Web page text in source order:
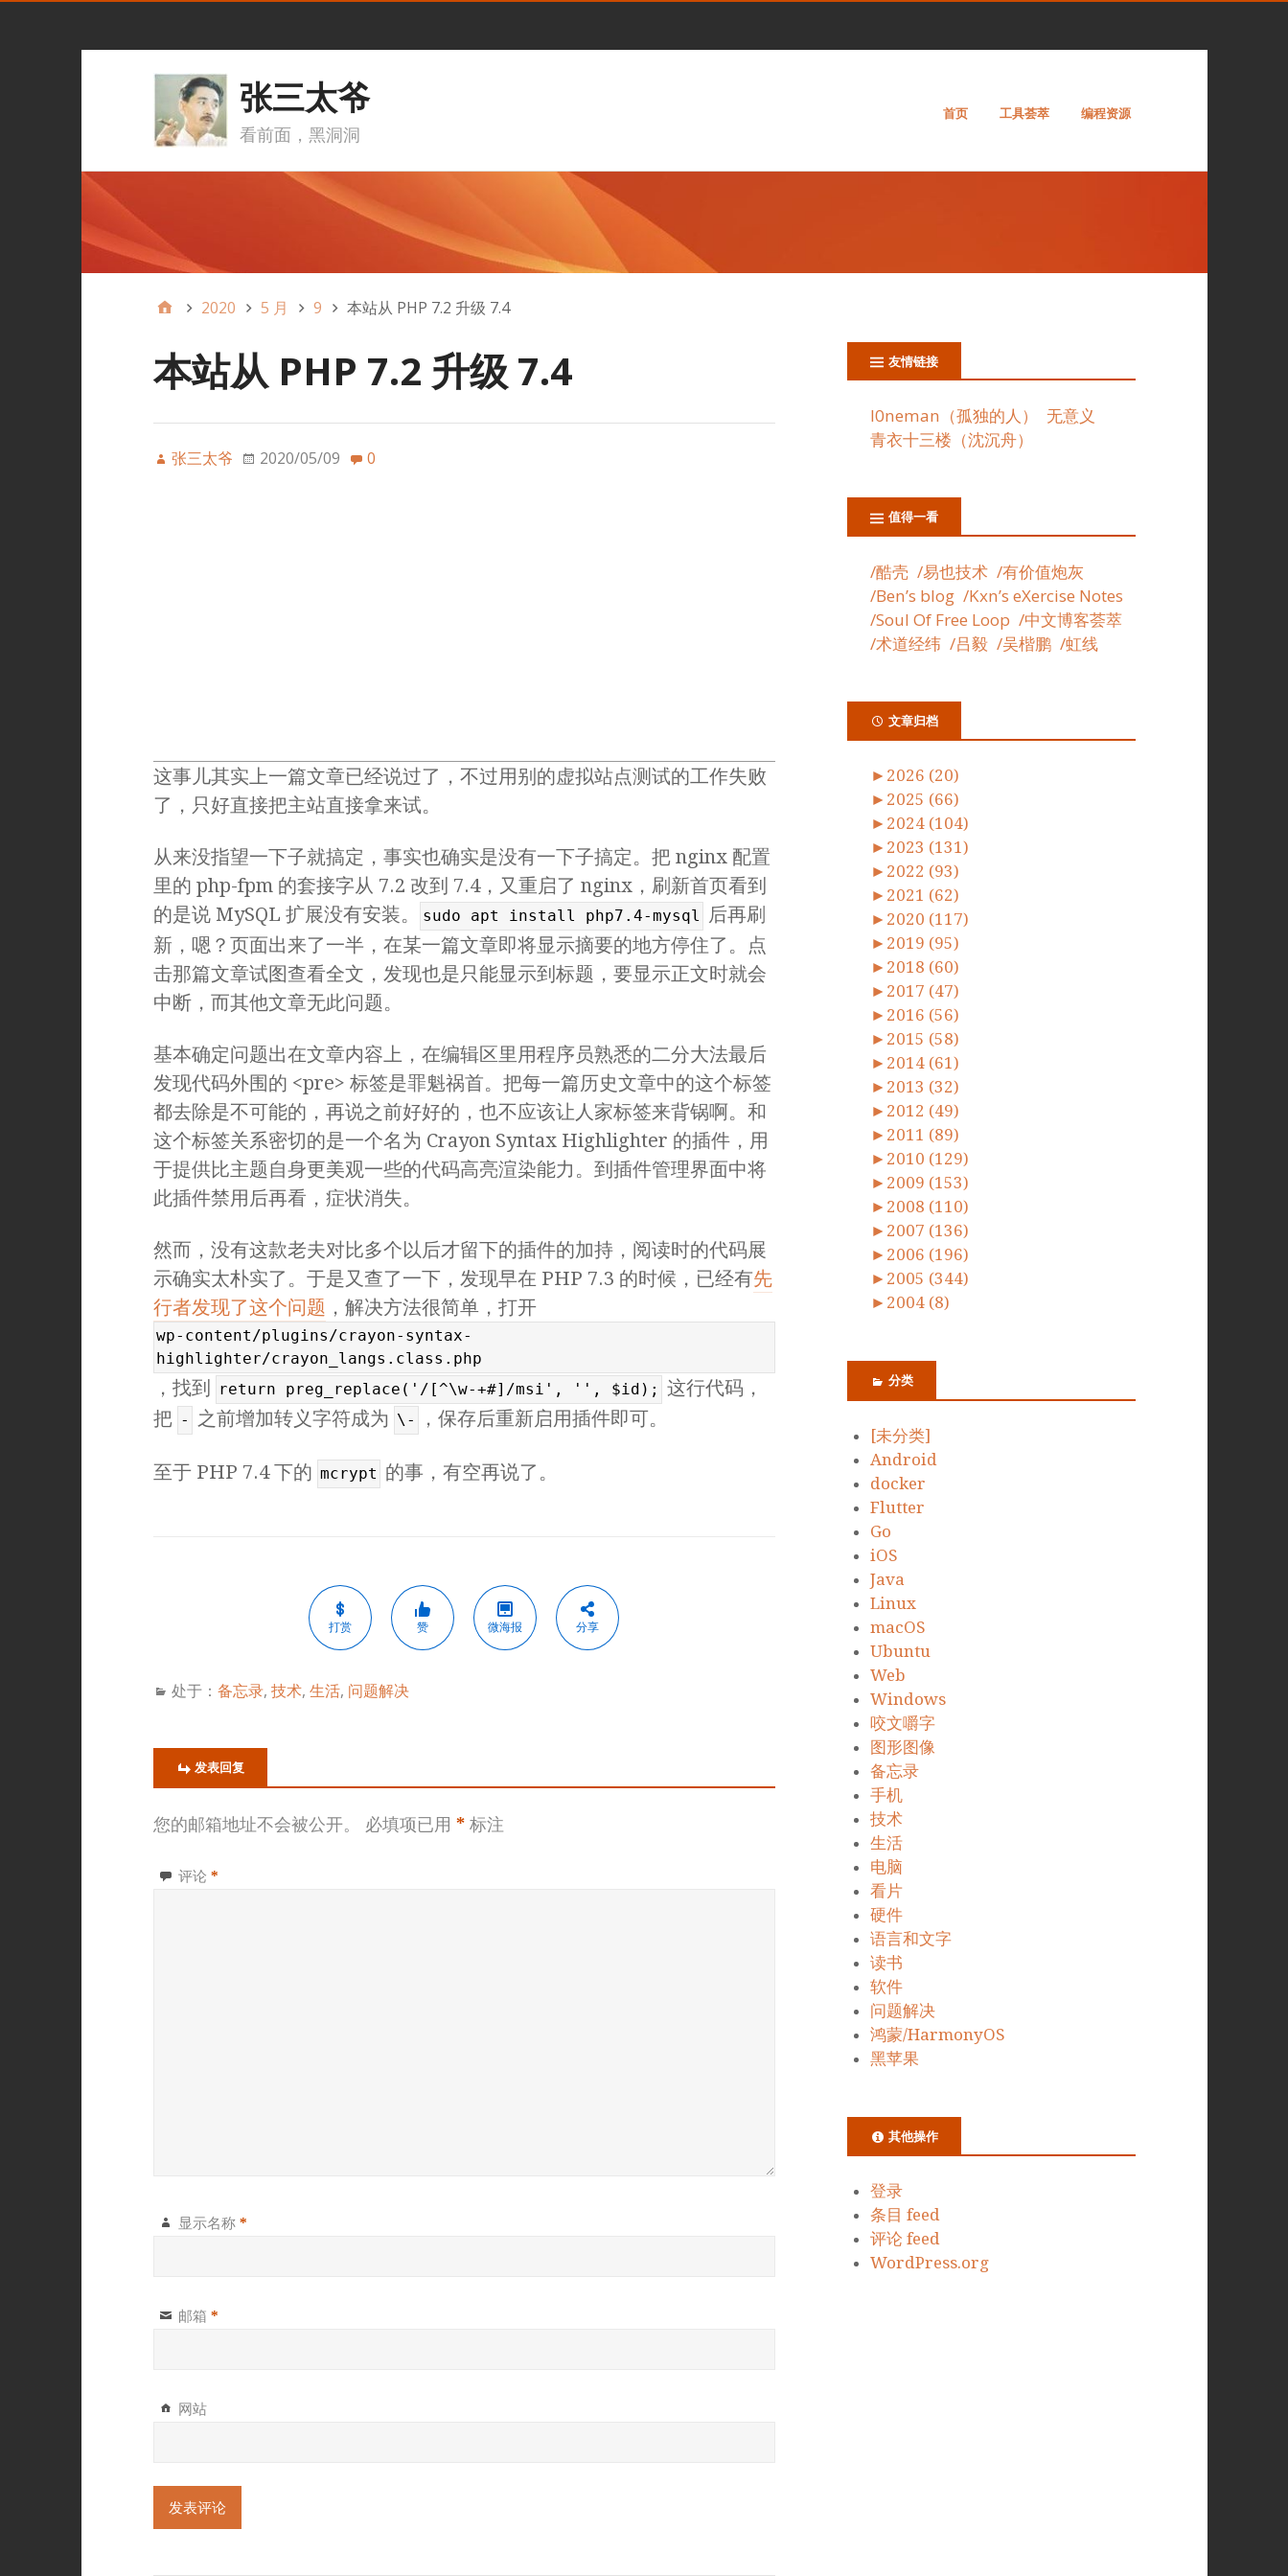
张三太爷
看前面，黑洞洞
首页 工具荟萃 编程资源
2020 5 月 9 本站从 PHP 7.2 升级 7.4
本站从 PHP 7.2 升级 7.4
张三太爷 2020/05/09 0
这事儿其实上一篇文章已经说过了，不过用别的虚拟站点测试的工作失败
了，只好直接把主站直接拿来试。
从来没指望一下子就搞定，事实也确实是没有一下子搞定。把 nginx 配置
里的 php-fpm 的套接字从 7.2 改到 7.4，又重启了 nginx，刷新首页看到
的是说 MySQL 扩展没有安装。
sudo apt install php7.4-mysql
后再刷
新，嗯？页面出来了一半，在某一篇文章即将显示摘要的地方停住了。点
击那篇文章试图查看全文，发现也是只能显示到标题，要显示正文时就会
中断，而其他文章无此问题。
基本确定问题出在文章内容上，在编辑区里用程序员熟悉的二分大法最后
发现代码外围的 <pre> 标签是罪魁祸首。把每一篇历史文章中的这个标签
都去除是不可能的，再说之前好好的，也不应该让人家标签来背锅啊。和
这个标签关系密切的是一个名为 Crayon Syntax Highlighter 的插件，用
于提供比主题自身更美观一些的代码高亮渲染能力。到插件管理界面中将
此插件禁用后再看，症状消失。
然而，没有这款老夫对比多个以后才留下的插件的加持，阅读时的代码展
示确实太朴实了。于是又查了一下，发现早在 PHP 7.3 的时候，已经有先
行者发现了这个问题 ，解决方法很简单，打开
wp-content/plugins/crayon-syntax-
highlighter/crayon_langs.class.php
，找到 return preg_replace('/[^\w-+#]/msi', '', $id);
这行代码，
把 - 之前增加转义字符成为 \- ，保存后重新启用插件即可。
至于 PHP 7.4 下的 mcrypt 的事，有空再说了。
打赏 赞 微海报 分享
处于： 备忘录, 技术, 生活, 问题解决
发表回复
您的邮箱地址不会被公开。 必填项已用 *标注
评论 *
显示名称 *
邮箱 *
网站
友情链接
l0neman（孤独的人）
无意义
青衣十三楼（沈沉舟）
值得一看
/酷壳 /易也技术 /有价值炮灰
/Ben’s blog /Kxn’s eXercise Notes
/Soul Of Free Loop /中文博客荟萃
/术道经纬 /吕毅 /吴楷鹏 /虹线
文章归档
► 2026 (20)
► 2025 (66)
► 2024 (104)
► 2023 (131)
► 2022 (93)
► 2021 (62)
► 2020 (117)
► 2019 (95)
► 2018 (60)
► 2017 (47)
► 2016 (56)
► 2015 (58)
► 2014 (61)
► 2013 (32)
► 2012 (49)
► 2011 (89)
► 2010 (129)
► 2009 (153)
► 2008 (110)
► 2007 (136)
► 2006 (196)
► 2005 (344)
► 2004 (8)
分类
[未分类]
Android
docker
Flutter
Go
iOS
Java
Linux
macOS
Ubuntu
Web
Windows
咬文嚼字
图形图像
备忘录
手机
技术
生活
电脑
看片
硬件
语言和文字
读书
软件
问题解决
鸿蒙/HarmonyOS
黑苹果
其他操作
登录
条目 feed
评论 feed
WordPress.org